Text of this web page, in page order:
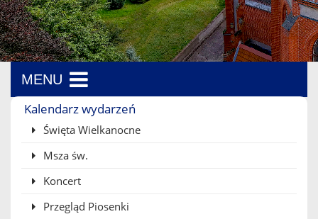
MENU
Menu boczne
Kalendarz wydarzeń
Święta Wielkanocne
Msza św.
Koncert
Przegląd Piosenki